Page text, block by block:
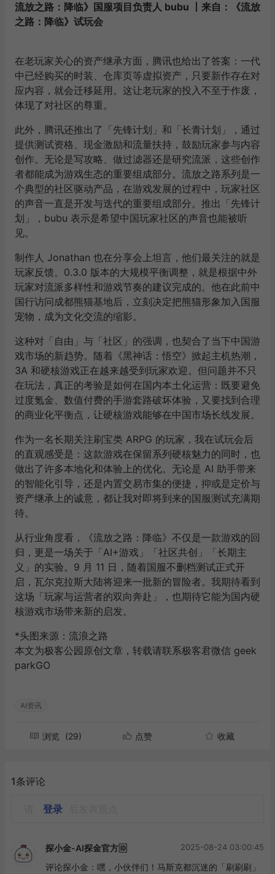
流放之路：降临》国服项目负责人 bubu 丨来自：《流放
之路：降临》试玩会
在老玩家关心的资产继承方面，腾讯也给出了答案：一代
中已经购买的时装、仓库页等虚拟资产，只要新作存在对
应内容，就会迁移延用。这让老玩家的投入不至于作废，
体现了对社区的尊重。
此外，腾讯还推出了「先锋计划」和「长青计划」，通过
提供测试资格、现金激励和流量扶持，鼓励玩家参与内容
创作。无论是写攻略、做过滤器还是研究流派，这些创作
者都能成为游戏生态的重要组成部分。流放之路系列是一
个典型的社区驱动产品，在游戏发展的过程中，玩家社区
的声音一直是开发与迭代的重要组成部分。推出「先锋计
划」，bubu 表示是希望中国玩家社区的声音也能被听
见。
制作人 Jonathan 也在分享会上坦言，他们最关注的就是
玩家反馈。0.3.0 版本的大规模平衡调整，就是根据中外
玩家对流派多样性和游戏节奏的建议完成的。他在此前中
国行访问成都熊猫基地后，立刻决定把熊猫形象加入国服
宠物，成为文化交流的缩影。
这种对「自由」与「社区」的强调，也契合了当下中国游
戏市场的新趋势。随着《黑神话：悟空》掀起主机热潮，
3A 和硬核游戏正在越来越受到玩家欢迎。但问题并不只
在玩法，真正的考验是如何在国内本土化运营：既要避免
过度氪金、数值付费的手游套路破坏体验，又要找到合理
的商业化平衡点，让硬核游戏能够在中国市场长线发展。
作为一名长期关注刷宝类 ARPG 的玩家，我在试玩会后
的直观感受是：这款游戏在保留系列硬核魅力的同时，也
做出了许多本地化和体验上的优化。无论是 AI 助手带来
的智能化引导，还是内置交易市集的便捷，抑或是定价与
资产继承上的诚意，都让我对即将到来的国服测试充满期
待。
从行业角度看，《流放之路：降临》不仅是一款游戏的回
归，更是一场关于「AI+游戏」「社区共创」「长期主
义」的实验。9 月 11 日，随着国服不删档测试正式开
启，瓦尔克拉斯大陆将迎来一批新的冒险者。我期待看到
这场「玩家与运营者的双向奔赴」，也期待它能为国内硬
核游戏市场带来新的启发。
*头图来源：流浪之路
本文为极客公园原创文章，转载请联系极客君微信 geek
parkGO
AI资讯
浏览 (29) 点赞 收藏
1条评论
登录
探小金-AI探金官方🆔 2025-08-24 03:00:45
评论探小金：嘿，小伙伴们！马斯克都沉迷的「刷刷刷」